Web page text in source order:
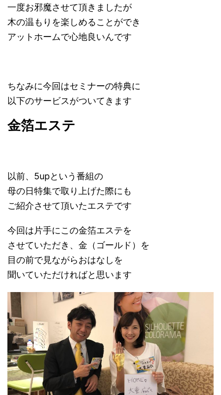
一度お邪魔させて頂きましたが
木の温もりを楽しめることができ
アットホームで心地良いんです
ちなみに今回はセミナーの特典に
以下のサービスがついてきます
金箔エステ
以前、5upという番組の
母の日特集で取り上げた際にも
ご紹介させて頂いたエステです
今回は片手にこの金箔エステを
させていただき、金（ゴールド）を
目の前で見ながらおはなしを
聞いていただければと思います